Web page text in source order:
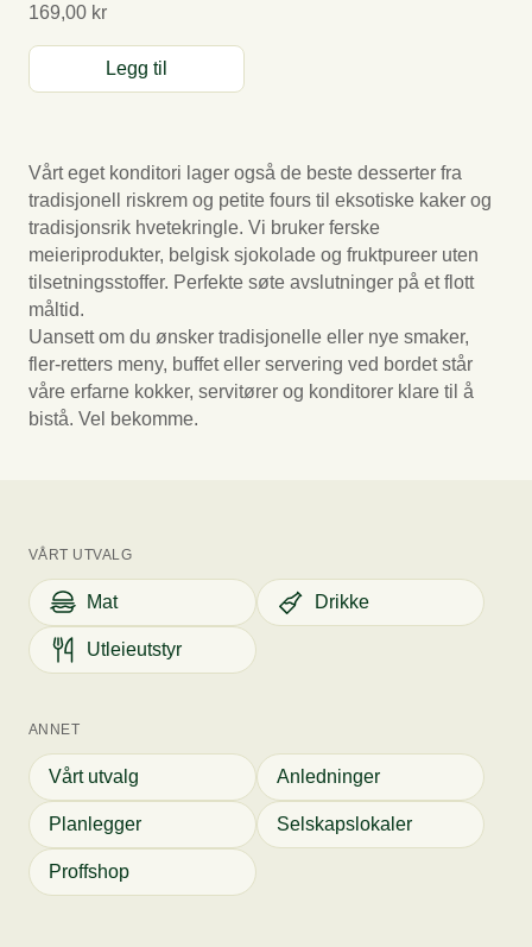
169,00 kr
Legg til
Vårt eget konditori lager også de beste desserter fra
tradisjonell riskrem og petite fours til eksotiske kaker og
tradisjonsrik hvetekringle. Vi bruker ferske
meieriprodukter, belgisk sjokolade og fruktpureer uten
tilsetningsstoffer. Perfekte søte avslutninger på et flott
måltid.
Uansett om du ønsker tradisjonelle eller nye smaker,
fler-retters meny, buffet eller servering ved bordet står
våre erfarne kokker, servitører og konditorer klare til å
bistå. Vel bekomme.
VÅRT UTVALG
Mat Drikke
Utleieutstyr
ANNET
Vårt utvalg Anledninger
Planlegger Selskapslokaler
Proffshop